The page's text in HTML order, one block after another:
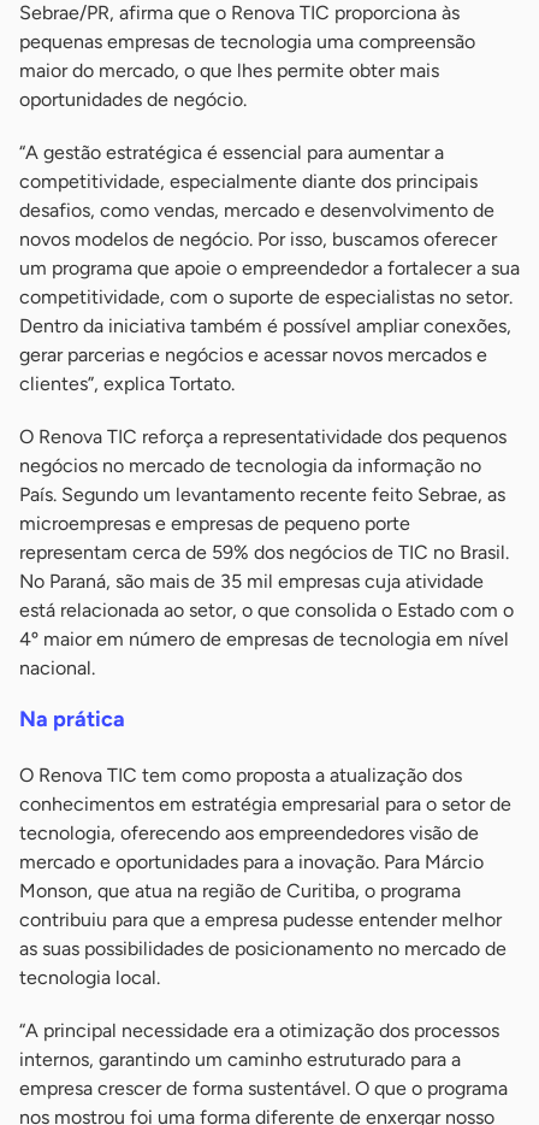
Sebrae/PR, afirma que o Renova TIC proporciona às
pequenas empresas de tecnologia uma compreensão
maior do mercado, o que lhes permite obter mais
oportunidades de negócio.
“A gestão estratégica é essencial para aumentar a
competitividade, especialmente diante dos principais
desafios, como vendas, mercado e desenvolvimento de
novos modelos de negócio. Por isso, buscamos oferecer
um programa que apoie o empreendedor a fortalecer a sua
competitividade, com o suporte de especialistas no setor.
Dentro da iniciativa também é possível ampliar conexões,
gerar parcerias e negócios e acessar novos mercados e
clientes”, explica Tortato.
O Renova TIC reforça a representatividade dos pequenos
negócios no mercado de tecnologia da informação no
País. Segundo um levantamento recente feito Sebrae, as
microempresas e empresas de pequeno porte
representam cerca de 59% dos negócios de TIC no Brasil.
No Paraná, são mais de 35 mil empresas cuja atividade
está relacionada ao setor, o que consolida o Estado com o
4º maior em número de empresas de tecnologia em nível
nacional.
Na prática
O Renova TIC tem como proposta a atualização dos
conhecimentos em estratégia empresarial para o setor de
tecnologia, oferecendo aos empreendedores visão de
mercado e oportunidades para a inovação. Para Márcio
Monson, que atua na região de Curitiba, o programa
contribuiu para que a empresa pudesse entender melhor
as suas possibilidades de posicionamento no mercado de
tecnologia local.
“A principal necessidade era a otimização dos processos
internos, garantindo um caminho estruturado para a
empresa crescer de forma sustentável. O que o programa
nos mostrou foi uma forma diferente de enxergar nosso